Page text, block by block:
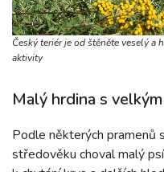
Český teriér je od štěněte veselý
aktivity
Malý hrdina s
Podle některých pramenů
středověku choval malý